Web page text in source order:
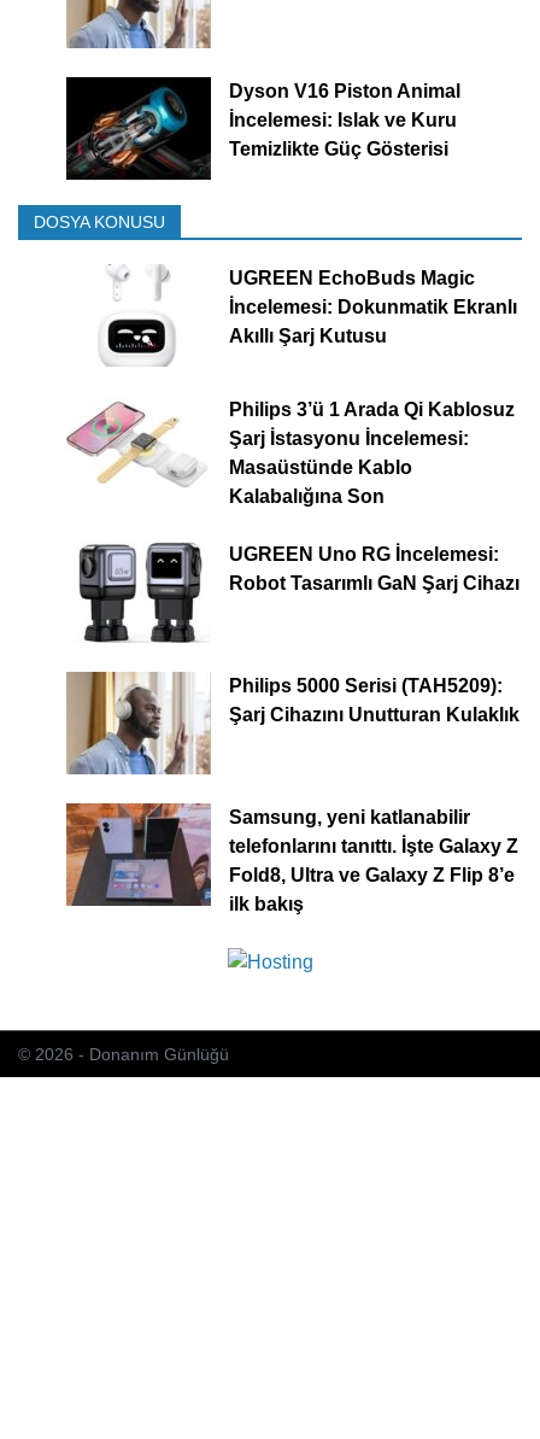
Dyson V16 Piston Animal
İncelemesi: Islak ve Kuru
Temizlikte Güç Gösterisi
DOSYA KONUSU
UGREEN EchoBuds Magic
İncelemesi: Dokunmatik Ekranlı
Akıllı Şarj Kutusu
Philips 3’ü 1 Arada Qi Kablosuz
Şarj İstasyonu İncelemesi:
Masaüstünde Kablo
Kalabalığına Son
UGREEN Uno RG İncelemesi:
Robot Tasarımlı GaN Şarj Cihazı
Philips 5000 Serisi (TAH5209):
Şarj Cihazını Unutturan Kulaklık
Samsung, yeni katlanabilir
telefonlarını tanıttı. İşte Galaxy Z
Fold8, Ultra ve Galaxy Z Flip 8’e
ilk bakış
© 2026 - Donanım Günlüğü